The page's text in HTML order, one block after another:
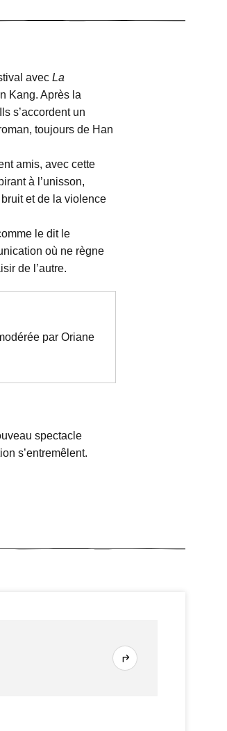
avec La
Kang. Après la
s’accordent un
toujours de Han
amis, avec cette
à l’unisson,
et de la violence
le dit le
où ne règne
de l’autre.
par Oriane
spectacle
s’entremêlent.